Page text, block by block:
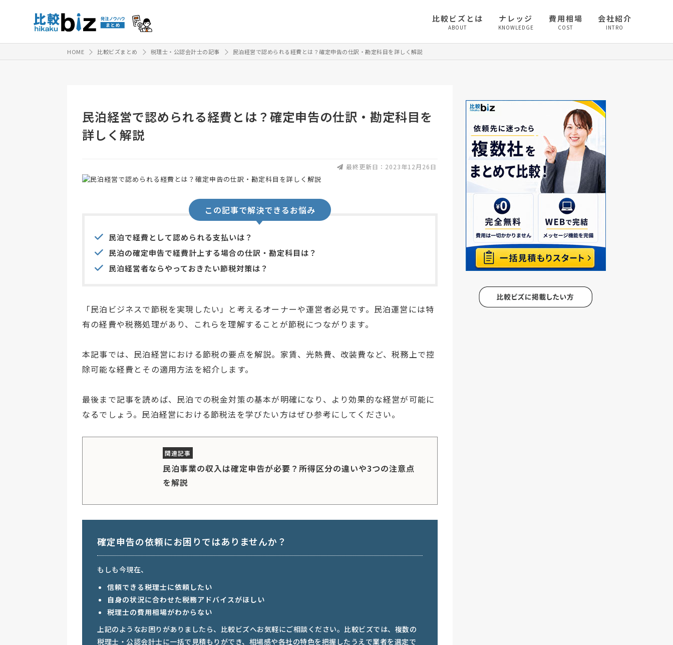
比較ビズとは
ABOUT
ナレッジ
KNOWLEDGE
費用相場
COST
会社紹介
INTRO
HOME 比較ビズまとめ 税理士・公認会計士の記事 民泊経営で認められる経費とは？確定申告の仕訳・勘定科目を詳しく解説
民泊経営で認められる経費とは？確定申告の仕訳・勘定科目を
詳しく解説
最終更新日：2023年12月26日
この記事で解決できるお悩み
民泊で経費として認められる支払いは？
民泊の確定申告で経費計上する場合の仕訳・勘定科目は？
民泊経営者ならやっておきたい節税対策は？
「民泊ビジネスで節税を実現したい」と考えるオーナーや運営者必見です。民泊運営には特
有の経費や税務処理があり、これらを理解することが節税につながります。
本記事では、民泊経営における節税の要点を解説。家賃、光熱費、改装費など、税務上で控
除可能な経費とその適用方法を紹介します。
最後まで記事を読めば、民泊での税金対策の基本が明確になり、より効果的な経営が可能に
なるでしょう。民泊経営における節税法を学びたい方はぜひ参考にしてください。
民泊事業の収入は確定申告が必要？所得区分の違いや3つの注意点
を解説
確定申告の依頼にお困りではありませんか？
もしも今現在、
信頼できる税理士に依頼したい
自身の状況に合わせた税務アドバイスがほしい
税理士の費用相場がわからない
上記のようなお困りがありましたら、比較ビズへお気軽にご相談ください。比較ビズでは、複数の
税理士・公認会計士に一括で見積もりができ、相場感や各社の特色を把握したうえで業者を選定で